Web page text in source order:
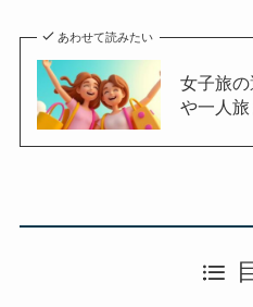
あわせて読みたい
女子旅
や一人